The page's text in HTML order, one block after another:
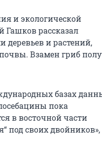
и экологической
Гашков рассказал
деревьев и растений,
Взамен гриб
базах
пока
в восточной части
под своих